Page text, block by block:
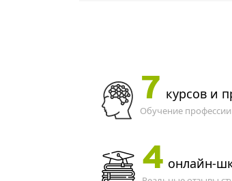
7 курсов и
Обучение профессии
4 онлайн-